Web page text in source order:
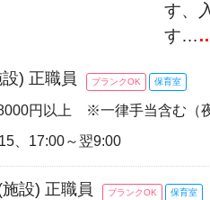
す、
す…
) 正職員 ブランクOK 保育室
円以上 ※一律手当含む（
、17:00～翌9:00
設) 正職員 ブランクOK 保育室